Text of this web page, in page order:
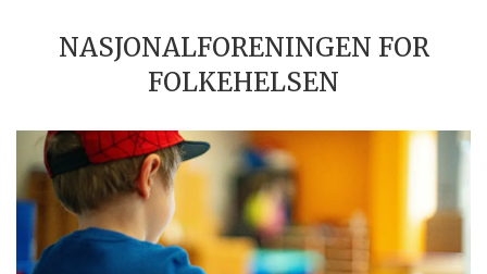
NASJONALFORENINGEN FOR
FOLKEHELSEN